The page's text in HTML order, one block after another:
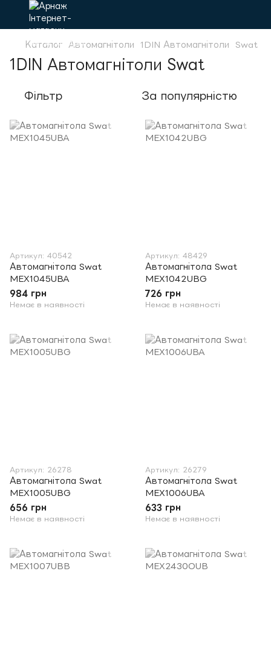
Каталог Автомагнітоли 1DIN Автомагнітоли Swat
1DIN Автомагнітоли Swat
Фільтр За популярністю
Артикул: 40542
Автомагнітола Swat
MEX1045UBA
984 грн
Немає в наявності
Артикул: 48429
Автомагнітола Swat
MEX1042UBG
726 грн
Немає в наявності
Артикул: 26278
Автомагнітола Swat
MEX1005UBG
656 грн
Немає в наявності
Артикул: 26279
Автомагнітола Swat
MEX1006UBA
633 грн
Немає в наявності